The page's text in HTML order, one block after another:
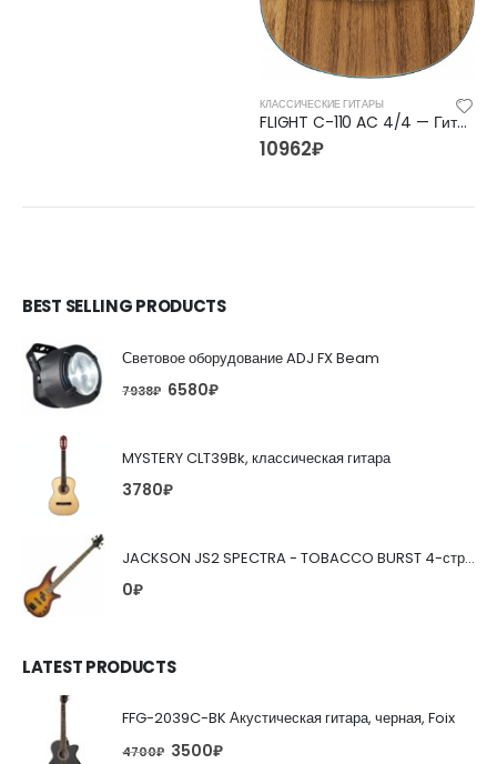
КЛАССИЧЕСКИЕ ГИТАРЫ
FLIGHT C-110 AC 4/4 — Гитара классическая 4/4 Флайт
10962₽
BEST SELLING PRODUCTS
Световое оборудование ADJ FX Beam
7938₽ 6580₽
MYSTERY CLT39Bk, классическая гитара
3780₽
JACKSON JS2 SPECTRA - TOBACCO BURST 4-струнная бас-гитара
0₽
LATEST PRODUCTS
FFG-2039C-BK Акустическая гитара, черная, Foix
4700₽ 3500₽